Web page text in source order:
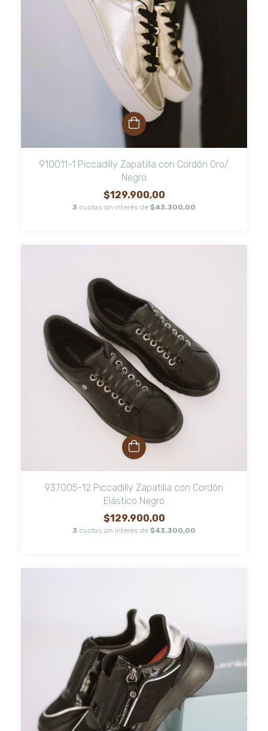
910011-1 Piccadilly Zapatilla con Cordón Oro/
Negro
$129.900,00
3 cuotas sin interés de $43.300,00
937005-12 Piccadilly Zapatilla con Cordón
Elástico Negro
$129.900,00
3 cuotas sin interés de $43.300,00